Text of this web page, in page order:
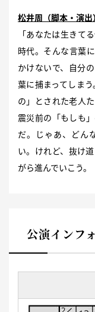
松井周（脚本・演出
「あなたは生きて
時代。そんな言葉
かけないで、自分
葉に捕まってしま
の」とされた老人
震災前の「もしも
だ。じゃあ、ど
い。けれど、抜け
がら進んでいこう。
公演インフ